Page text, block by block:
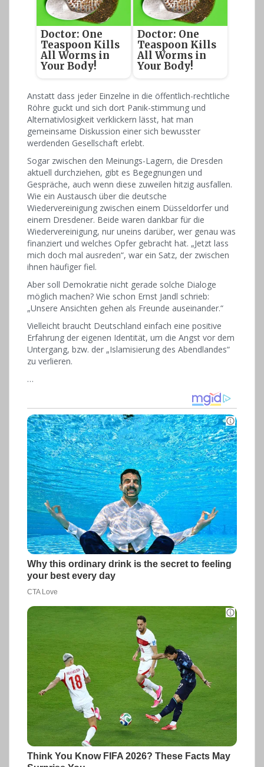
Doctor: One
Teaspoon Kills
All Worms in
Your Body!
Doctor: One
Teaspoon Kills
All Worms in
Your Body!
Anstatt dass jeder Einzelne in die öffentlich-rechtliche
Röhre guckt und sich dort Panik-stimmung und
Alternativlosigkeit verklickern lässt, hat man
gemeinsame Diskussion einer sich bewusster
werdenden Gesellschaft erlebt.
Sogar zwischen den Meinungs-Lagern, die Dresden
aktuell durchziehen, gibt es Begegnungen und
Gespräche, auch wenn diese zuweilen hitzig ausfallen.
Wie ein Austausch über die deutsche
Wiedervereinigung zwischen einem Düsseldorfer und
einem Dresdener. Beide waren dankbar für die
Wiedervereinigung, nur uneins darüber, wer genau was
finanziert und welches Opfer gebracht hat. „Jetzt lass
mich doch mal ausreden“, war ein Satz, der zwischen
ihnen häufiger fiel.
Aber soll Demokratie nicht gerade solche Dialoge
möglich machen? Wie schon Ernst Jandl schrieb:
„Unsere Ansichten gehen als Freunde auseinander.“
Vielleicht braucht Deutschland einfach eine positive
Erfahrung der eigenen Identität, um die Angst vor dem
Untergang, bzw. der „Islamisierung des Abendlandes“
zu verlieren.
…